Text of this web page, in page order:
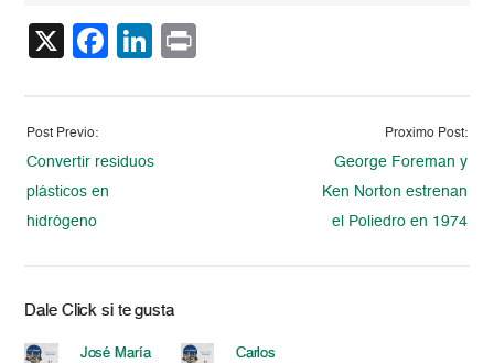
X Facebook
LinkedIn
Post Previo:
Convertir residuos
plásticos en
hidrógeno
Proximo Post:
George Foreman y
Ken Norton estrenan
el Poliedro en 1974
Dale Click si te gusta
José María
Carlos